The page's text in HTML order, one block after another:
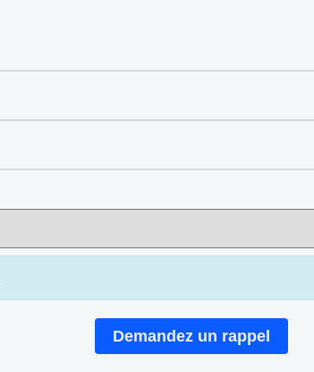
Demandez un rappel